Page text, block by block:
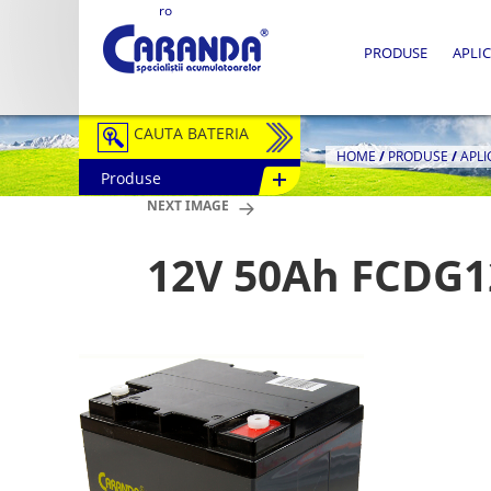
ro
PRODUSE
CAUTA BATERIA
Auto / Moto
Semitractiune
Redresoare
Accesorii Baterii
Fotovoltaice
Produse
HOME/PRODUSE /
NEXT IMAGE
12V 50Ah